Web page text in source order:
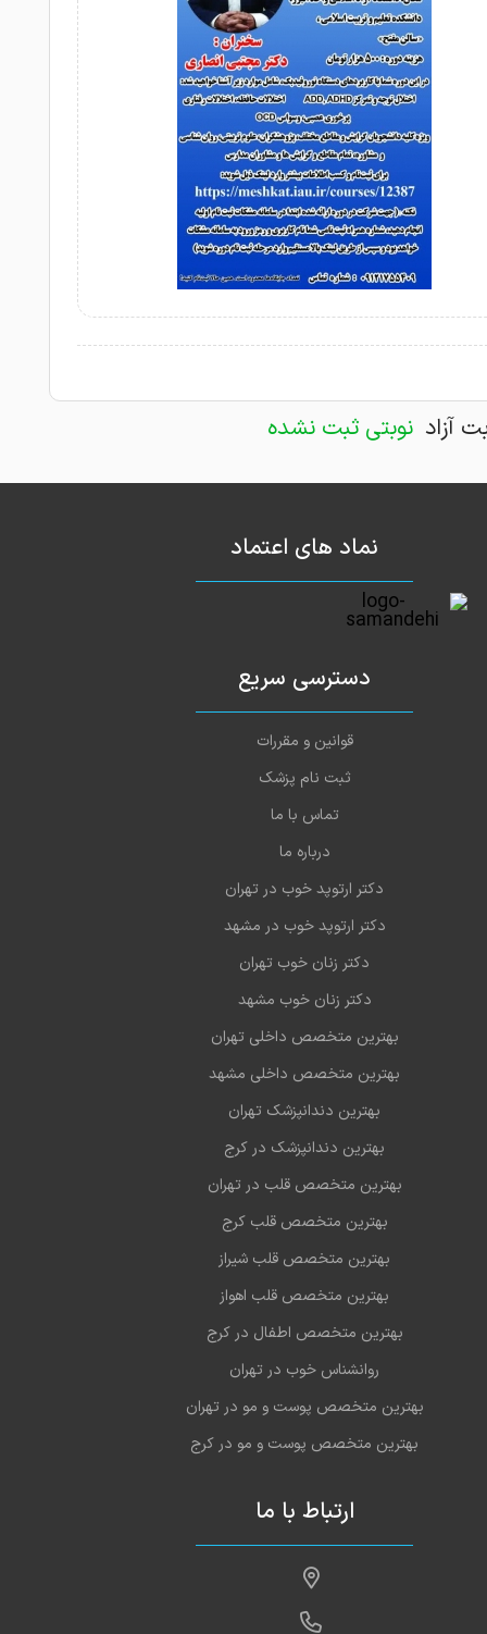
آزاد نوبتی ثبت نشده
نماد های اعتماد
دسترسی سریع
قوانین و مقررات
ثبت نام پزشک
تماس با ما
درباره ما
دکتر ارتوپد خوب در تهران
دکتر ارتوپد خوب در مشهد
دکتر زنان خوب تهران
دکتر زنان خوب مشهد
بهترین متخصص داخلی تهران
بهترین متخصص داخلی مشهد
بهترین دندانپزشک تهران
بهترین دندانپزشک در کرج
بهترین متخصص قلب در تهران
بهترین متخصص قلب کرج
بهترین متخصص قلب شیراز
بهترین متخصص قلب اهواز
بهترین متخصص اطفال در کرج
روانشناس خوب در تهران
بهترین متخصص پوست و مو در تهران
بهترین متخصص پوست و مو در کرج
ارتباط با ما